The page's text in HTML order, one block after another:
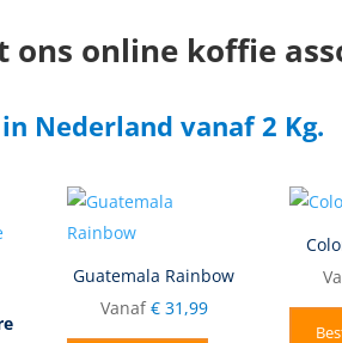
ons online koffie
Nederland vanaf 2 Kg.
Guatemala Rainbow
Vanaf €31,99